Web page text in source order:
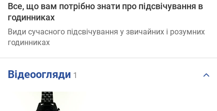
Все, що вам потрібно знати про підсвічування в
годинниках
Види сучасного підсвічування у звичайних і розумних
годинниках
Відеоогляди 1